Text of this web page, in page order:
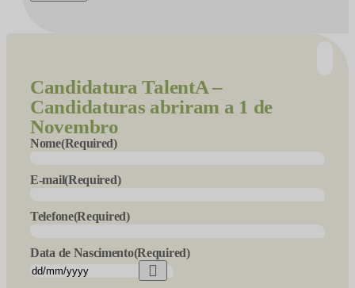
CandidaturaTalentA –
Candidaturas abriram a 1 de
Novembro
Nome(Required)
E-mail(Required)
Telefone(Required)
Data de Nascimento(Required)